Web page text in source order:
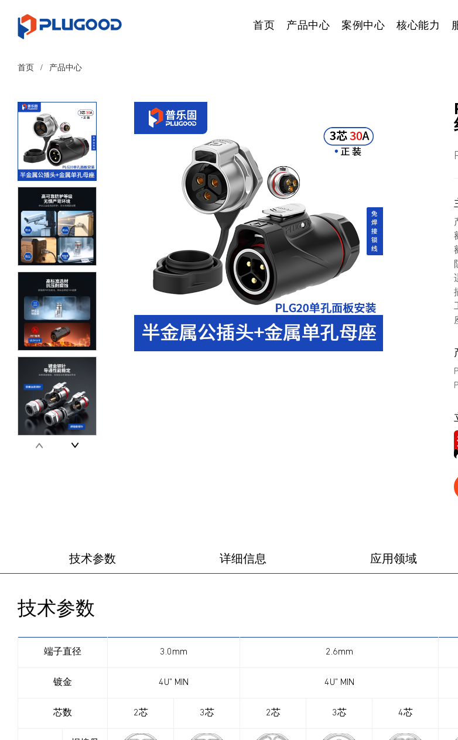
首页 产品中心 案例中心 核心能力
首页 / 产品中心
技术参数 详细信息 应用领域
技术参数
端子直径 3.0mm 2.6mm
镀金 4U” MIN 4U” MIN
芯数 2芯 3芯 2芯 3芯 4芯